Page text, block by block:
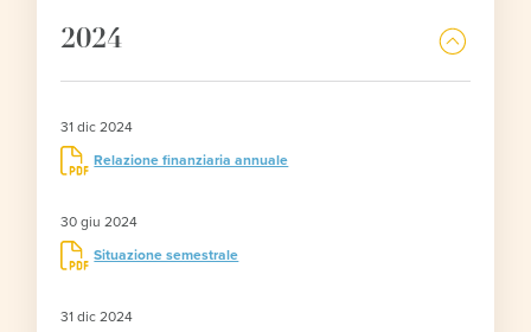
2024
31 dic 2024
Relazione finanziaria annuale
30 giu 2024
Situazione semestrale
31 dic 2024